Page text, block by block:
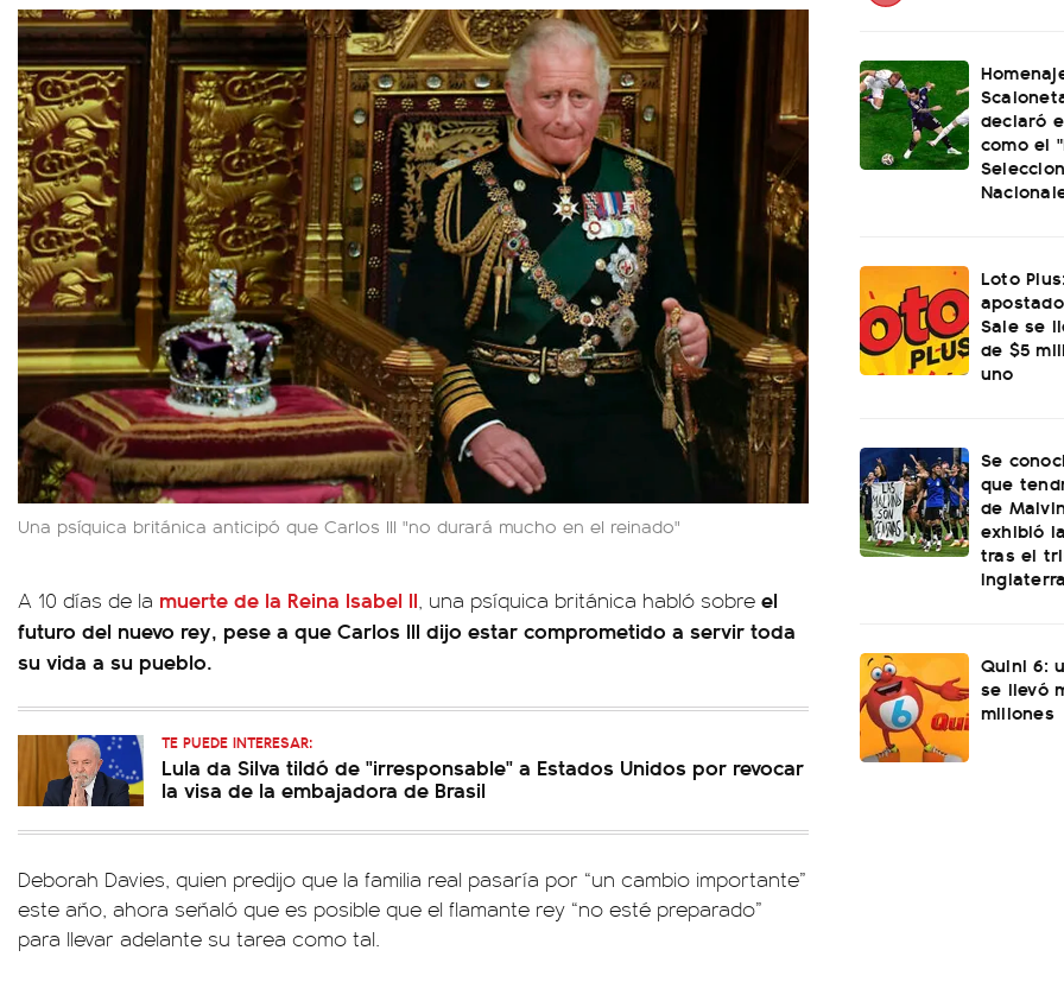
Una psíquica británica anticipó que Carlos III "no durará mucho en el reinado"
A 10 días de la muerte de la Reina Isabel II, una psíquica británica habló sobre el
futuro del nuevo rey, pese a que Carlos III dijo estar comprometido a servir toda
su vida a su pueblo.
TE PUEDE INTERESAR:
Lula da Silva tildó de "irresponsable" a Estados Unidos por revocar
la visa de la embajadora de Brasil
Deborah Davies, quien predijo que la familia real pasaría por “un cambio importante”
este año, ahora señaló que es posible que el flamante rey “no esté preparado”
para llevar adelante su tarea como tal.
declaró
como el
Loto
Sale se
de $5
uno
Se
que
de
exhibió
tras el
Inglaterra
Quini 6:
se llevó
millones